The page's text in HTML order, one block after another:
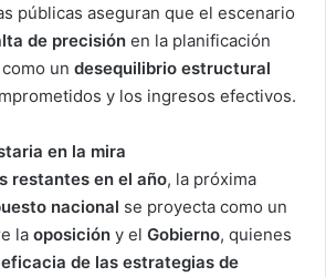
públicas aseguran que el escenario
de precisión en la planificación
un desequilibrio estructural
y los ingresos efectivos.
en la mira
restantes en el año, la próxima
nacional se proyecta como un
la oposición y el Gobierno, quienes
eficacia de las estrategias de